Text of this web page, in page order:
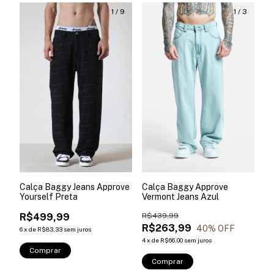
1 / 9
Calça Baggy Jeans Approve
Yourself Preta
R$499,99
6x de R$83,33 sem juros
Comprar
1 / 3
Calça Baggy Approve
Vermont Jeans Azul
R$263,99
R$439,99
40% OFF
4x de R$66,00 sem juros
Comprar